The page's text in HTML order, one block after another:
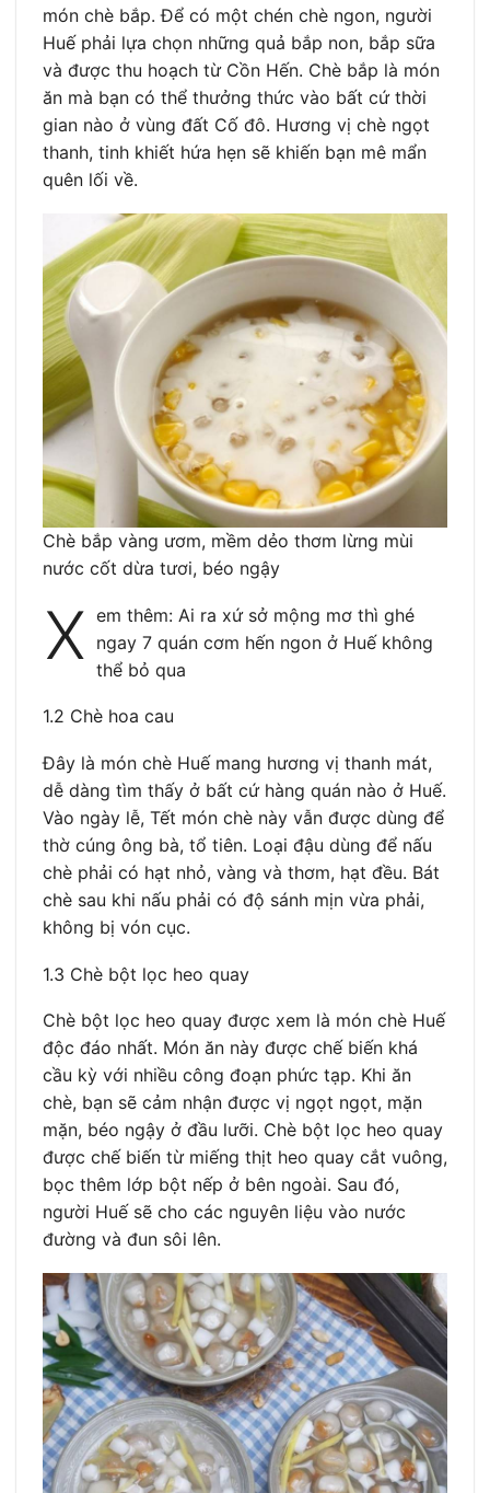
món chè bắp. Để có một chén chè ngon, người
Huế phải lựa chọn những quả bắp non, bắp sữa
và được thu hoạch từ Cồn Hến. Chè bắp là món
ăn mà bạn có thể thưởng thức vào bất cứ thời
gian nào ở vùng đất Cố đô. Hương vị chè ngọt
thanh, tinh khiết hứa hẹn sẽ khiến bạn mê mẩn
quên lối về.
Chè bắp vàng ươm, mềm dẻo thơm lừng mùi
nước cốt dừa tươi, béo ngậy
X em thêm: Ai ra xứ sở mộng mơ thì ghé
ngay 7 quán cơm hến ngon ở Huế không
thể bỏ qua
1.2 Chè hoa cau
Đây là món chè Huế mang hương vị thanh mát,
dễ dàng tìm thấy ở bất cứ hàng quán nào ở Huế.
Vào ngày lễ, Tết món chè này vẫn được dùng để
thờ cúng ông bà, tổ tiên. Loại đậu dùng để nấu
chè phải có hạt nhỏ, vàng và thơm, hạt đều. Bát
chè sau khi nấu phải có độ sánh mịn vừa phải,
không bị vón cục.
1.3 Chè bột lọc heo quay
Chè bột lọc heo quay được xem là món chè Huế
độc đáo nhất. Món ăn này được chế biến khá
cầu kỳ với nhiều công đoạn phức tạp. Khi ăn
chè, bạn sẽ cảm nhận được vị ngọt ngọt, mặn
mặn, béo ngậy ở đầu lưỡi. Chè bột lọc heo quay
được chế biến từ miếng thịt heo quay cắt vuông,
bọc thêm lớp bột nếp ở bên ngoài. Sau đó,
người Huế sẽ cho các nguyên liệu vào nước
đường và đun sôi lên.